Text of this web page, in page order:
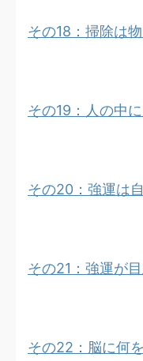
その18：掃除は
その19：人の中
その20：強運は
その21：強運が
その22：脳に何